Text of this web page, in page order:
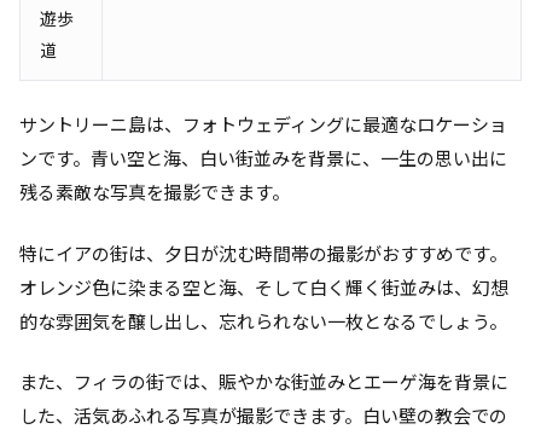
遊歩
道
サントリーニ島は、フォトウェディングに最適なロケーショ
ンです。青い空と海、白い街並みを背景に、一生の思い出に
残る素敵な写真を撮影できます。
特にイアの街は、夕日が沈む時間帯の撮影がおすすめです。
オレンジ色に染まる空と海、そして白く輝く街並みは、幻想
的な雰囲気を醸し出し、忘れられない一枚となるでしょう。
また、フィラの街では、賑やかな街並みとエーゲ海を背景に
した、活気あふれる写真が撮影できます。白い壁の教会での